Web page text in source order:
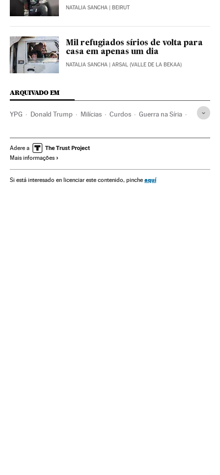
NATALIA SANCHA | BEIRUT
Mil refugiados sírios de volta para
casa em apenas um dia
NATALIA SANCHA | ARSAL (VALLE DE LA BEKAA)
ARQUIVADO EM
YPG Donald Trump Milícias Curdos Guerra na Síria
Protestos sociais Balcãs
Combatentes
Ásia Etnias Conflitos políticos Europa Leste
Adere a
Mais informações
Si está interesado en licenciar este contenido, pinche aquí